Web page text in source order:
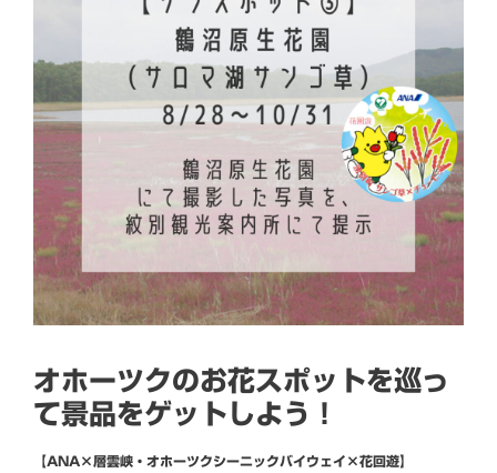
オホーツクのお花スポットを巡っ
て景品をゲットしよう！
【ANA×層雲峡・オホーツクシーニックバイウェイ×花回遊】